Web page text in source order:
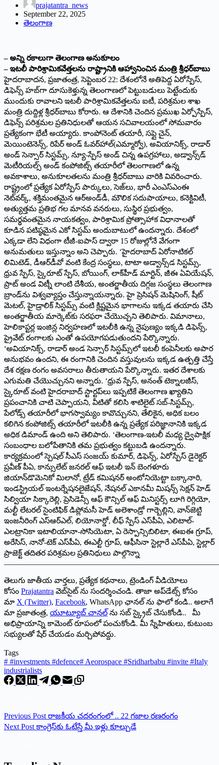
prajatantra_news
September 22, 2025
తెలంగాణ
– అన్ని రకాలుగా తెలంగాణ అనుకూలం
– ఇటలీ పారిశ్రామికవేత్తలను రాష్ట్రానికి ఆహ్వానించిన మంత్రి శ్రీధర్‌బాబు
హైదరాబాదన, ప్రజాతంత్ర, సెప్టెంబర 22: దేశంలోనే అతిపెద్ద ఏరోస్పేస్‌,
డిఫెన్స్‌ హబ్‌గా దూసుకెళ్తున్న తెలంగాణలో పెట్టుబడులు పెట్టేందుకు
ముందుకు రావాలని ఇటలీ పారిశ్రామికవేత్తలను ఐటీ, పరిశ్రమల శాఖ
మంత్రి దుద్దిళ్ల శ్రీధర్‌బాబు కోరారు. ఆ దేశానికి చెందిన ప్రముఖ ఏర్పోస్పేస్‌,
డిఫెన్స్‌ పరిశ్రమల ప్రతినిధులతో ఆయన సచివాలయంలో సోమవారం
ప్రత్యేకంగా భేటీ అయ్యారు. కాంపోనెంట్‌ తయారీ, సప్లై చైన్‌,
మెయింటెనెన్స్‌, రిపేర్‌ అండ్‌ ఓవర్‌హాల్‌(ఎమ్మార్వో), అవియానిక్స్‌, రాడార్‌
అండ్‌ సెన్సార్‌ సిస్టమ్స్‌, న్యూ-స్పేస్‌ అండ్‌ చిన్న ఉపగ్రహాలు, అడ్వాన్స్‌డ్‌
మెటీరియల్స్‌ అండ్‌ కంపోజిట్స్‌ తయారీలో తెలంగాణలో ఉన్న
అవకాశాలు, అనుకూలతలను మంత్రి శ్రీధర్‌బాబు వారికి వివరించారు.
రాష్ట్రంలో ప్రత్యేక ఏరోస్పేస్‌ పార్కులు, సెజ్‌లు, భారీ ఎంఎస్‌ఎంఈ
నెట్‌వర్క్‌, శక్తిమంతమైన ఆర్‌అండ్‌డీ, మౌలిక సదుపాయాలు, కనెక్టివిటీ,
అత్యుత్తమ ప్రతిభ గల మానవ వనరులు, సుస్థిర ప్రభుత్వం,
సమర్థవంతమైన నాయకత్వం, పారిశ్రామిక ప్రోత్సాహాక విధానాలతో
కూడిన పటిష్ఠమైన ఎకో సిస్టమ్‌ అందుబాటులో ఉందన్నారు. దేశంలో
ఎక్కడా లేని విధంగా టీజీ-ఐపాస్‌ ద్వారా 15 రోజుల్లోనే వేగంగా
అనుమతులు ఇస్తున్నాం అని చెప్పారు. ‘హైదరాబాద్‌ ఏరోనాటికల్‌
లిమిటెడ్‌, డీఆర్‌డీవో వంటి కేంద్ర సంస్థలు, టాటా అడ్వాన్స్‌డ సిస్టమ్స్‌,
ధ్రువ స్పేస్‌, స్కైరూట్‌ స్పేస్‌, బోయింగ్‌, లాక్‌హీడ్‌ మార్టిన్‌, జీఈ ఏవియేషన్‌,
ప్రాట్‌ అండ విట్నీ లాంటి దేశీయ, అంతర్జాతీయ దిగ్గజ సంస్థలు తెలంగాణ
బ్రాండ్‌ను విశ్వవ్యాప్తం చేస్తున్నాయన్నారు. హై ప్రెసిషన్‌ మెషినింగ్‌, షీట్‌
మెటల్‌, హైడ్రాలిక్‌ సిస్టమ్స్‌ వంటి క్లిష్టమైన భాగాలను ఇక్కడ తయారు చేసి
అంతర్జాతీయ మార్కెట్‌కు సరఫరా చేయొచ్చని తెలిపారు. విమానాలు,
హెలికాప్టర్ల ఇంజిన్ల నిర్వహణలో ఇటలీకి ఉన్న నైపుణ్యం ఇక్కడి డిఫెన్స్‌,
ప్రైవేట్‌ రంగాలకు ఎంతో ఉపయోగపడుతుందని పేర్కొన్నారు.
‘అవియానిక్స్‌, రాడార్‌ అండ సెన్సార్‌ సిస్టమ్స్‌లో ఇటలీ కంపెనీలకు అపార
అనుభవం ఉందని, ఈ రంగానికి చెందిన వస్తువులను ఇక్కడ ఉత్పత్తి చేస్తే
దేశ రక్షణ రంగం అవసరాలు తీరుతాయని పేర్కొన్నారు. ఇతర దేశాలకు
ఎగుమతి చేయొచ్చునని అన్నారు. ‘ధ్రువ స్పేస్‌, అనంత్‌ టెక్నాలజీస్‌,
స్కైరూట్‌ వంటి హైదరాబాద్‌ స్టార్టప్‌లు ఇప్పటికే తెలంగాణ ఖ్యాతిని
ప్రపంచానికి చాటి చెప్పాయని, వీటితో కలిసి శాటిలైట్‌ సబ్‌-సిస్టమ్స్‌,
పేలోడ్స్‌ తయారీలో భాగస్వామ్యం కావొచ్చునని, తేలికైన, అధిక బలం
కలిగిన కంపోజిట్స్‌ తయారీలో ఇటలీకి ఉన్న ప్రత్యేక పరిజ్ఞానానికి ఇక్కడ
అధిక డిమాండ్‌ ఉంది అని తెలిపారు. ‘తెలంగాణ-ఇటలీ మధ్య ద్వైపాక్షిక
సంబంధాల బలోపేతానికి తమ ప్రభుత్వం కట్టుబడి ఉందన్నారు.
కార్యక్రమంలో స్పెషల్‌ సీఎస్‌ సంజయ్‌ కుమార్‌, డిఫెన్స్‌, ఏరోస్పేస్‌ డైరెక్టర్‌
ప్రవీణ్‌ పీఏ, కాన్సులేట్‌ జనరల్‌ ఆఫ్‌ ఇటలీ ఇన్‌ బెంగళూరు
జియాన్‌డొమెనికో మిలానో, ట్రేడ్‌ కమిషనర్‌ అంటోనియెట్టా బక్కానారి,
ఇండస్ట్రియల్‌ ఇంటర్నేషనలైజేషన్‌, నేషనల్‌ ఎకానమీ మిషన్స్‌ సెక్షన్‌ హెడ్‌
సిల్వియా సిక్కారెల్లి, ప్రెసిడెన్సీ ఆఫ్‌ కౌన్సిల్‌ ఆఫ్‌ మినిస్టర్స్‌ లూగి రిగ్గియో,
మల్టీ లేటరల్‌ సైంటిఫిక్‌ డిప్లోమసీ హెడ్‌ అలెశాండ్రో గార్బెల్లిని, వాన్‌జెట్టి
ఇంజనీరింగ్‌ ఎస్‌ఆర్‌ఎల్‌, లియోనార్డో, లీఫ్‌ స్పేస్‌ ఎస్‌పీఏ, ఎలిటాల్‌-
ఎలట్రానికా ఇటాలియానా-సోసియెటా, ఏ రెస్పాన్సిబిలిటా, ఈఐఈ గ్రూప్‌,
అరేసిస్‌, నానో-టెక్‌ ఎస్‌పీఏ, ఈఎల్టీ గ్రూప్‌, ఆఫీసినా స్టెల్లారే ఎస్‌పీఏ, స్టెల్లార్‌
ప్రాజెక్ట్‌ తదితర పరిశ్రమల ప్రతినిధులు పాల్గొన్నా
తెలుగు జాతీయ వార్తలు, ప్రత్యేక కథనాలు, ట్రెండింగ్ వీడియోలు
కోసం Prajatantra వెబ్‌సైట్ ను సందర్శించండి. తాజా అప్‌డేట్స్ కోసం
మా X (Twitter), Facebook, WhatsApp ఛానల్ ను ఫాలో కండి.. అలాగే
మా ప్రజాతంత్ర, యూట్యూబ్ చానల్ ను సబ్ స్క్రైబ్ చేసుకోండి.. మీ
అభిప్రాయాన్ని కామెంట్ రూపంలో పంచుకోండి. మీ స్నేహితులు, కుటుంబ
సభ్యులతో షేర్ చేయడం మర్చిపోవద్దు.
Tags
# #investments #defence# Aeorospace #Sridharbabu #invite #Italy
industrialists
Previous Post రాజకీయ చదరంగంలో .. 22 గజాల రణరంగం
Next Post కాంగ్రెస్‌కు ఓటేస్తే మీ ఇళ్లు కూల్చుడే